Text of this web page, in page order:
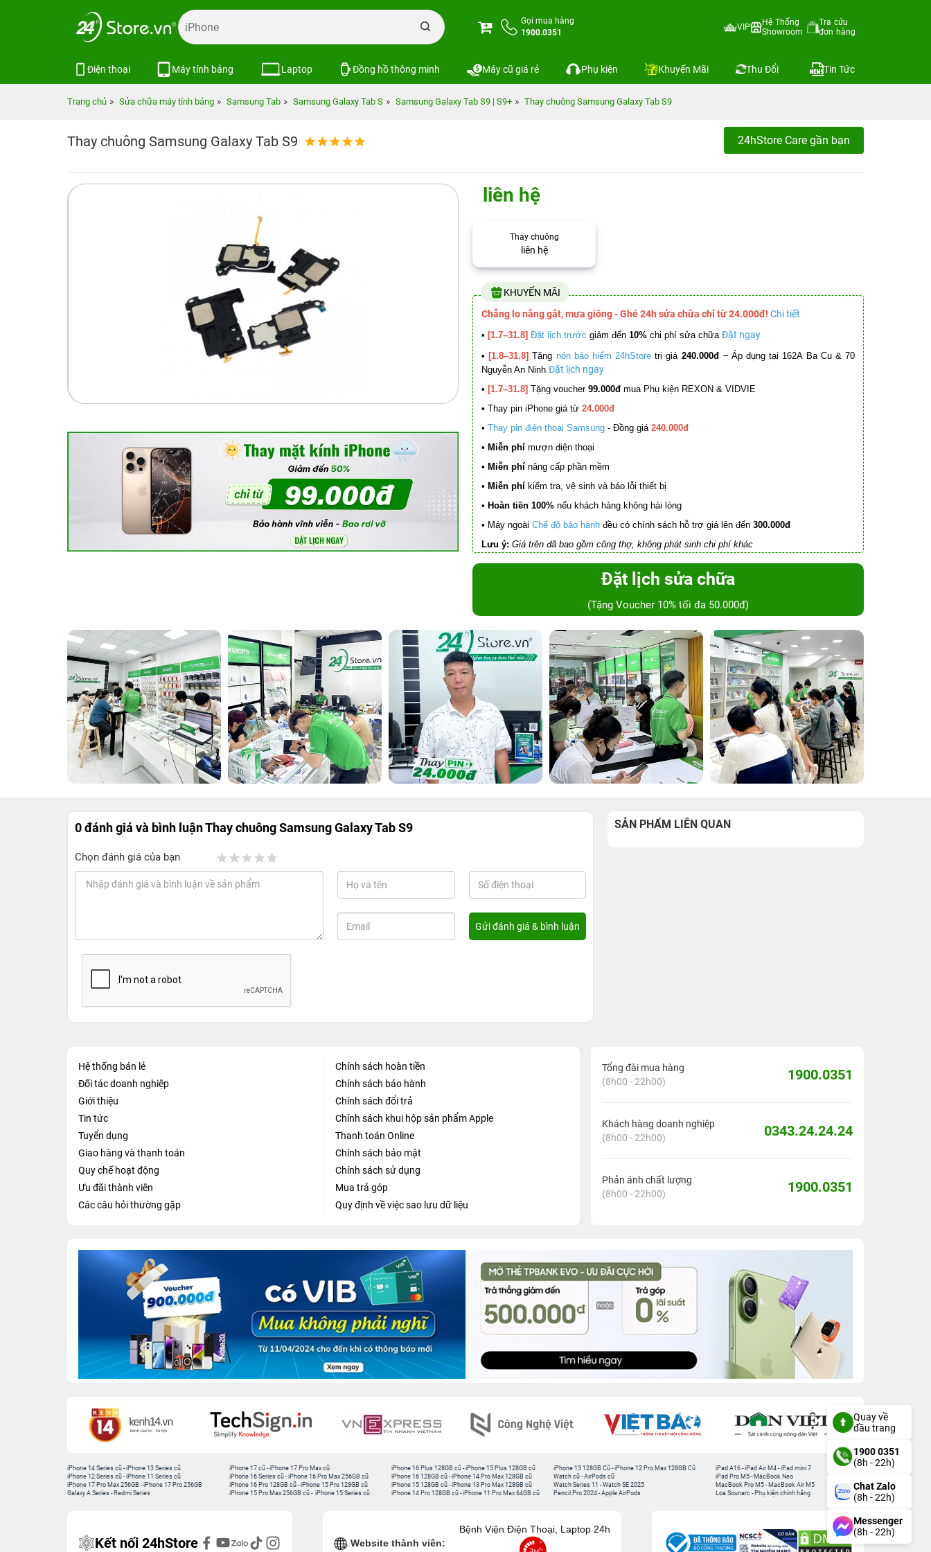
Gọi mua hàng
1900.0351
VIP
Hệ Thống
Showroom
Tra cứu
đơn hàng
Điện thoại Máy tính bảng Laptop Đồng hồ thông minh Máy cũ giá rẻ Phụ kiện Khuyến Mãi Thu Đổi Tin Tức
Trang chủ Sửa chữa máy tính bảng Samsung Tab Samsung Galaxy Tab S Samsung Galaxy Tab S9 | S9+ Thay chuông Samsung Galaxy Tab S9
Thay chuông Samsung Galaxy Tab S9 24hStore Care gần bạn
liên hệ
Thay chuông
liên hệ
KHUYẾN MÃI
Chẳng lo nắng gắt, mưa giông - Ghé 24h sửa chữa chỉ từ 24.000đ! Chi tiết
• [1.7–31.8] Đặt lịch trước giảm đến 10% chi phí sửa chữa Đặt ngay
• [1.8–31.8] Tặng nón bảo hiểm 24hStore trị giá 240.000đ – Áp dụng tại 162A Ba Cu & 70
Nguyễn An Ninh Đặt lịch ngay
• [1.7–31.8] Tặng voucher 99.000đ mua Phụ kiện REXON & VIDVIE
• Thay pin iPhone giá từ 24.000đ
• Thay pin điện thoại Samsung - Đồng giá 240.000đ
• Miễn phí mượn điện thoại
• Miễn phí nâng cấp phần mềm
• Miễn phí kiểm tra, vệ sinh và báo lỗi thiết bị
• Hoàn tiền 100% nếu khách hàng không hài lòng
• Máy ngoài Chế độ bảo hành đều có chính sách hỗ trợ giá lên đến 300.000đ
Lưu ý: Giá trên đã bao gồm công thợ, không phát sinh chi phí khác
Đặt lịch sửa chữa
(Tặng Voucher 10% tối đa 50.000đ)
0 đánh giá và bình luậnThay chuông Samsung Galaxy Tab S9
Chọn đánh giá của bạn
SẢN PHẨM LIÊN QUAN
Hệ thống bán lẻ
Đối tác doanh nghiệp
Giới thiệu
Tin tức
Tuyển dụng
Giao hàng và thanh toán
Quy chế hoạt động
Ưu đãi thành viên
Các câu hỏi thường gặp
Chính sách hoàn tiền
Chính sách bảo hành
Chính sách đổi trả
Chính sách khui hộp sản phẩm Apple
Thanh toán Online
Chính sách bảo mật
Chính sách sử dụng
Mua trả góp
Quy định về việc sao lưu dữ liệu
Tổng đài mua hàng
(8h00 - 22h00)
1900.0351
Khách hàng doanh nghiệp
(8h00 - 22h00)
0343.24.24.24
Phản ánh chất lượng
(8h00 - 22h00)
1900.0351
iPhone 14 Series cũ -iPhone 13 Series cũ
iPhone 12 Series cũ -iPhone 11 Series cũ
iPhone 17 Pro Max 256GB -iPhone 17 Pro 256GB
Galaxy A Series - Redmi Series
iPhone 17 cũ -iPhone 17 Pro Max cũ
iPhone 16 Series cũ - iPhone 16 Pro Max 256GB cũ
iPhone 16 Pro 128GB cũ -iPhone 15 Pro 128GB cũ
iPhone 15 Pro Max 256GB cũ - iPhone 15 Series cũ
iPhone 16 Plus 128GB cũ -iPhone 15 Plus 128GB cũ
iPhone 16 128GB cũ -iPhone 14 Pro Max 128GB cũ
iPhone 15 128GB cũ -iPhone 13 Pro Max 128GB cũ
iPhone 14 Pro 128GB cũ -iPhone 11 Pro Max 64GB cũ
iPhone 13 128GB Cũ -iPhone 12 Pro Max 128GB Cũ
Watch cũ -AirPods cũ
Watch Series 11 -Watch SE 2025
Pencil Pro 2024 -Apple AirPods
iPad A16 -iPad Air M4 -iPad mini 7
iPad Pro M5 - MacBook Neo
MacBook Pro M5 - MacBook Air M5
Loa Sounarc - Phụ kiện chính hãng
Kết nối 24hStore Website thành viên:
Bệnh Viện Điện Thoại, Laptop 24h
Quay về
đầu trang
1900 0351
(8h - 22h)
Chat Zalo
(8h - 22h)
Messenger
(8h - 22h)